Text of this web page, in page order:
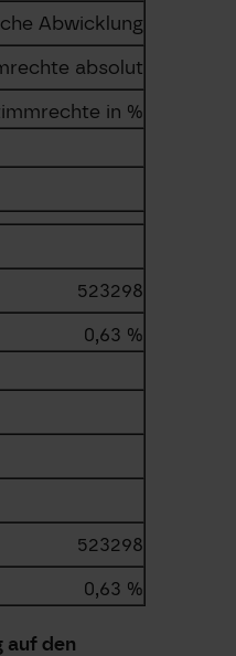
Abwicklung
absolut
in %
523298
0,63 %
523298
0,63 %
auf den